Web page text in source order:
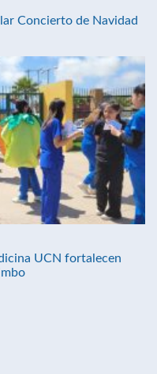
Concierto de Navidad
UCN fortalecen